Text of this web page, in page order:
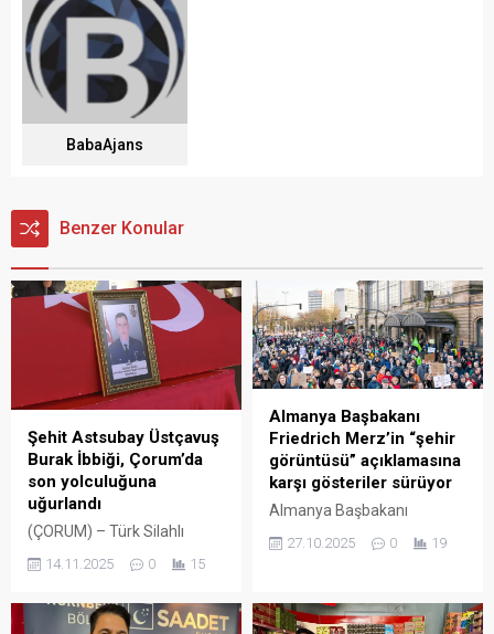
BabaAjans
Benzer Konular
Şehit Astsubay Üstçavuş
Burak İbbiği, Çorum’da
son yolculuğuna
uğurlandı
(ÇORUM) – Türk Silahlı
Azerbaycan sınırında düşen
uçağında şehit olan Hava
14.11.2025 0 15
Almanya Başbakanı
Friedrich Merz’in “şehir
görüntüsü” açıklamasına
karşı gösteriler sürüyor
Almanya Başbakanı
Friedrich Merz’in
göçmenlerle ilgili “şehir
ülkede protestolara yol açtı.
Birçok şehirde düzenlenen
27.10.2025 0 19